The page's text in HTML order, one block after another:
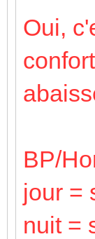
Oui,
BP/
jour =
nuit =